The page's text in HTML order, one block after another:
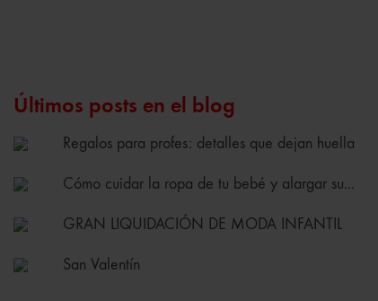
Últimos posts en el blog
Regalos para profes: detalles que dejan huella
Cómo cuidar la ropa de tu bebé y alargar su...
GRAN LIQUIDACIÓN DE MODA INFANTIL
San Valentín